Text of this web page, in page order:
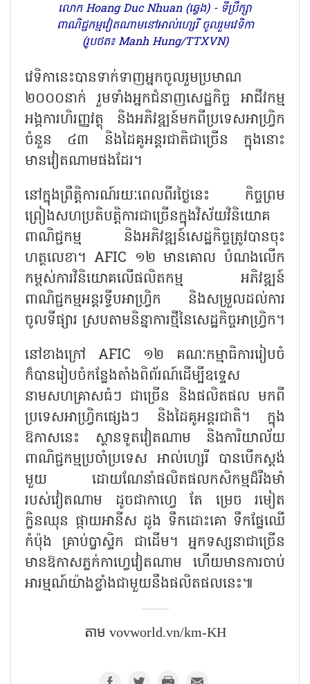
លោក Hoang Duc Nhuan (ឆ្វេង) - ទីប្រឹក្សា
ពាណិជ្ជកម្មវៀតណាមនៅអាល់ហ្សេរី ចូលរួមវេទិកា
(រូបថត៖ Manh Hung/TTXVN)
វេទិកានេះបានទាក់ទាញអ្នកចូលរួមប្រមាណ
២០០០នាក់ រួមទាំងអ្នកជំនាញសេដ្ឋកិច្ច អាជីវកម្ម
អង្គការហិរញ្ញវត្ថុ និងអភិវឌ្ឍន៍មកពីប្រទេសអាហ្វ្រិក
ចំនួន ៤៣ និងដៃគូអន្តរជាតិជាច្រើន ក្នុងនោះ
មានវៀតណាមផងដែរ។
នៅក្នុងព្រឹត្តិការណ៍រយៈពេលពីរថ្ងៃនេះ កិច្ចព្រម
ព្រៀងសហប្រតិបត្តិការជាច្រើនក្នុងវិស័យវិនិយោគ
ពាណិជ្ជកម្ម និងអភិវឌ្ឍន៍សេដ្ឋកិច្ចត្រូវបានចុះ
ហត្ថលេខា។ AFIC ១២ មានគោល បំណងលើក
កម្ពស់ការវិនិយោគលើផលិតកម្ម អភិវឌ្ឍន៍
ពាណិជ្ជកម្មអន្តរទ្វីបអាហ្វ្រិក និងសម្រួលដល់ការ
ចូលទីផ្សារ ស្របតាមនិន្នាការថ្មីនៃសេដ្ឋកិច្ចអាហ្វ្រិក។
នៅខាងក្រៅ AFIC ១២ គណៈកម្មាធិការរៀបចំ
ក៏បានរៀបចំកន្លែងតាំងពិព័រណ៍ដើម្បីឧទ្ទេស
នាមសហគ្រាសធំៗ ជាច្រើន និងផលិតផល មកពី
ប្រទេសអាហ្វ្រិកផ្សេងៗ និងដៃគូអន្តរជាតិ។ ក្នុង
ឱកាសនេះ ស្ថានទូតវៀតណាម និងការិយាល័យ
ពាណិជ្ជកម្មប្រចាំប្រទេស អាល់ហ្សេរី បានបើកស្តង់
មួយ ដោយណែនាំផលិតផលកសិកម្មដ៏រឹងមាំ
របស់វៀតណាម ដូចជាកាហ្វេ តែ ម្រេច រមៀត
ក្លិនឈុន ផ្កាយអានីស ដូង ទឹកដោះគោ ទឹកផ្លែឈើ
កំប៉ុង គ្រាប់ប្លាស្ទិក ជាដើម។ អ្នកទស្សនាជាច្រើន
មានឱកាសភ្លក់កាហ្វេវៀតណាម ហើយមានការចាប់
អារម្មណ៍យ៉ាងខ្លាំងជាមួយនឹងផលិតផលនេះ៕
តាម​ vovworld.vn/km-KH